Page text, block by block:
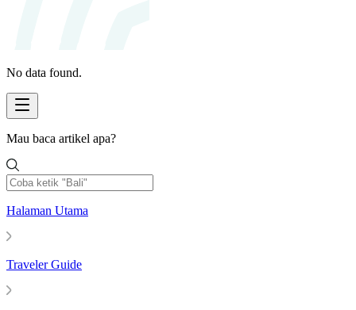
No data found.
Mau baca artikel apa?
Halaman Utama
Traveler Guide